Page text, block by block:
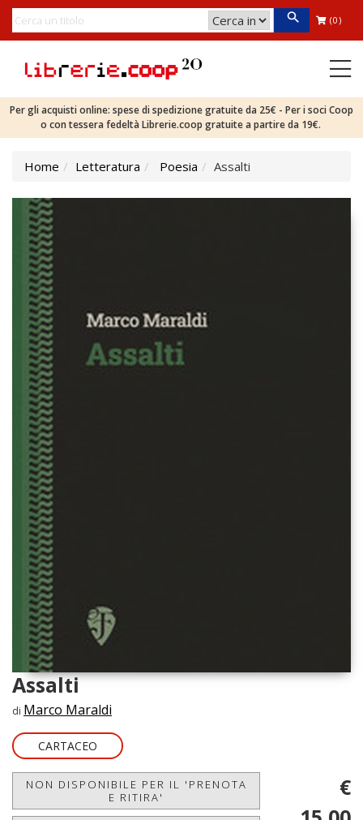
(0)
Per gli acquisti online: spese di spedizione gratuite da 25€ - Per i soci Coop
o con tessera fedeltà Librerie.coop gratuite a partire da 19€.
Home Letteratura Poesia Assalti
Assalti
di Marco Maraldi
CARTACEO
NON DISPONIBILE PER IL 'PRENOTA
E RITIRA'
€